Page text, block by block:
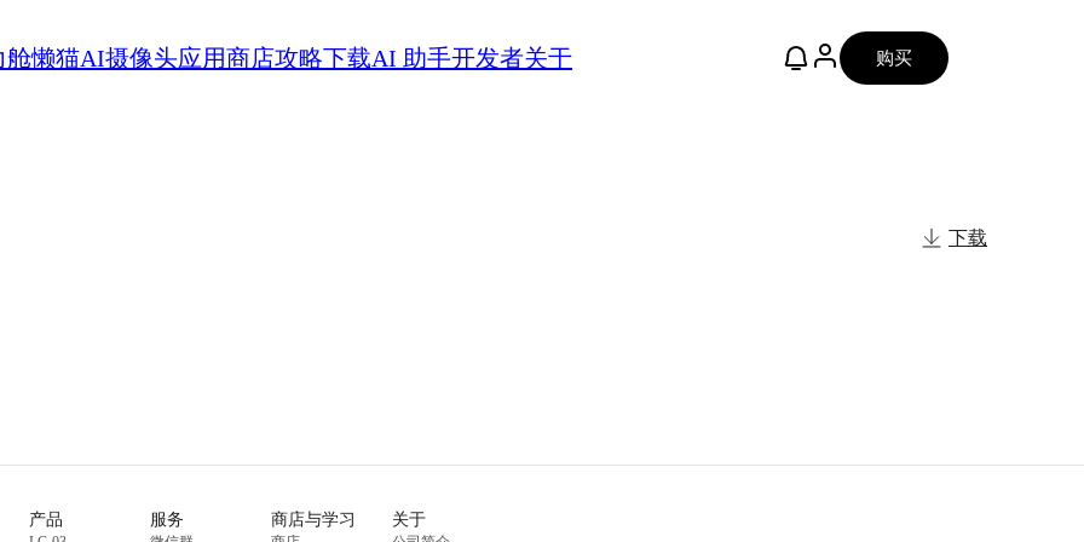
舱懒猫AI摄像头应用商店攻略下载AI 助手开发者关于 购买
下载
产品 服务 商店与学习 关于